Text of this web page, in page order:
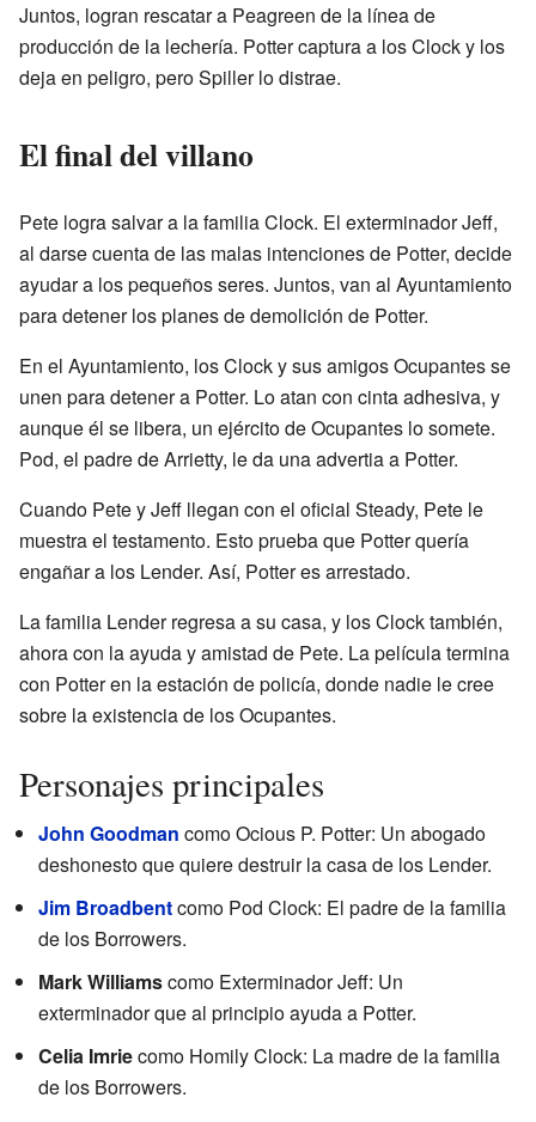
Juntos, logran rescatar a Peagreen de la línea de
producción de la lechería. Potter captura a los Clock y los
deja en peligro, pero Spiller lo distrae.
El final del villano
Pete logra salvar a la familia Clock. El exterminador Jeff,
al darse cuenta de las malas intenciones de Potter, decide
ayudar a los pequeños seres. Juntos, van al Ayuntamiento
para detener los planes de demolición de Potter.
En el Ayuntamiento, los Clock y sus amigos Ocupantes se
unen para detener a Potter. Lo atan con cinta adhesiva, y
aunque él se libera, un ejército de Ocupantes lo somete.
Pod, el padre de Arrietty, le da una advertia a Potter.
Cuando Pete y Jeff llegan con el oficial Steady, Pete le
muestra el testamento. Esto prueba que Potter quería
engañar a los Lender. Así, Potter es arrestado.
La familia Lender regresa a su casa, y los Clock también,
ahora con la ayuda y amistad de Pete. La película termina
con Potter en la estación de policía, donde nadie le cree
sobre la existencia de los Ocupantes.
Personajes principales
John Goodman como Ocious P. Potter: Un abogado
deshonesto que quiere destruir la casa de los Lender.
Jim Broadbentcomo Pod Clock: El padre de la familia
de los Borrowers.
Mark Williamscomo Exterminador Jeff: Un
exterminador que al principio ayuda a Potter.
Celia Imriecomo Homily Clock: La madre de la familia
de los Borrowers.